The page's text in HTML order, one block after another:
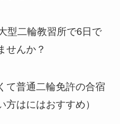
型二輪教習所で6日で
せんか？
て普通二輪免許の合宿
方はにはおすすめ）